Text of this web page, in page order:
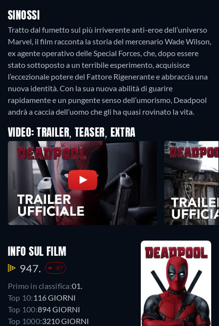
SINOSSI
Tratto dal fumetto sul più irriverente anti-eroe dell’universo
Marvel, il film racconta la storia del mercenario Wade Wilson,
ex agente operativo delle Special Forces, che, dopo essere
stato sottoposto a un terribile esperimento, acquisisce
l’eccezionale potere del Fattore Rigenerante e abbraccia una
nuova identità. Con la sua nuova abilità di guarire
rapidamente e un pungente senso dell’umorismo, Deadpool
andrà a caccia dell’uomo che gli ha quasi rovinato la vita.
VIDEO: TRAILER, TEASER, EXTRA
INFO SUL FILM
947. -87
Primo in classifica:01.
Top 10: 116 GIORNI
Top 100:894 GIORNI
Top 1000:3210 GIORNI